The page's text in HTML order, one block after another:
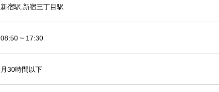
新宿駅,新宿三丁目駅
08:50 ~ 17:30
月30時間以下